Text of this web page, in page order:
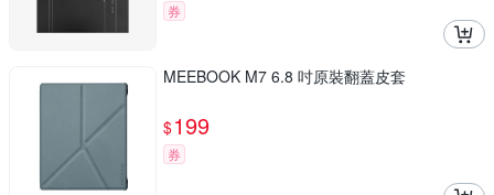
券
MEEBOOK M7 6.8 吋原裝翻蓋皮套
$199
券